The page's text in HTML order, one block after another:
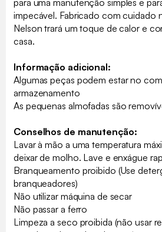
impecável. Fabricado com cuidado
Nelson trará um toque de calor e
casa.
Informação adicional:
Algumas peças podem estar no
armazenamento
As pequenas almofadas são
Conselhos de manutenção:
Lavar à mão a uma temperatura
deixar de molho. Lave e enxágue
Branqueamento proibido (Use
branqueadores)
Não utilizar máquina de secar
Não passar a ferro
Limpeza a seco proibida (não usar